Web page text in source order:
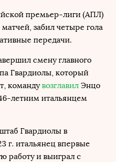
премьер-лиги (АПЛ)
забил четыре гола
передачи.
смену главного
Гвардиолы, который
командувозглавил Энцо
летним итальянцем
Гвардиолы в
г. итальянец впервые
работу и выиграл с